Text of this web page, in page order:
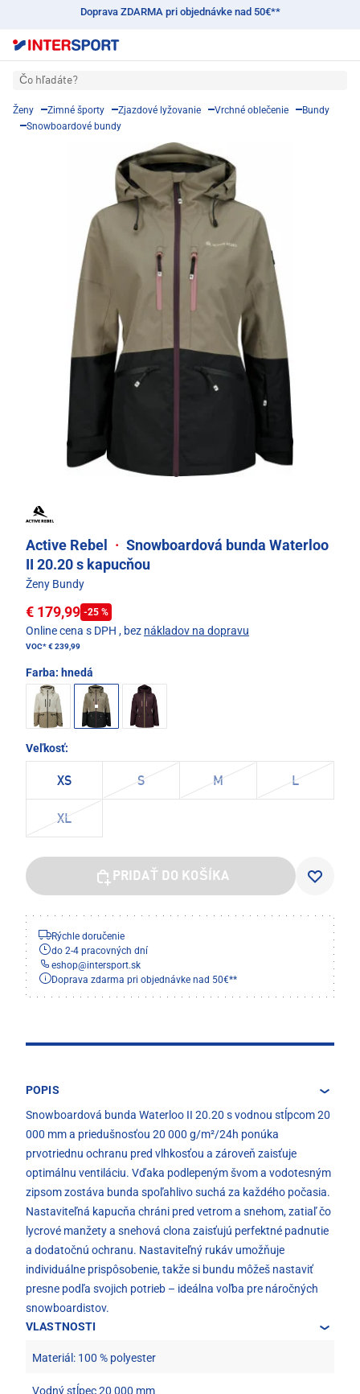
Doprava ZDARMA pri objednávke nad 50€**
Čo hľadáte?
Ženy Zimné športy Zjazdové lyžovanie Vrchné oblečenie
Bundy
Snowboardové bundy
Active Rebel · Snowboardová bunda Waterloo
II 20.20 s kapucňou
Ženy Bundy
€ 179,99 -25 %
Online cena s DPH , bez nákladov na dopravu
VOC*€ 239,99
Farba: hnedá
Veľkosť:
XS S M L
XL
PRIDAŤ DO KOŠÍKA
Rýchle doručenie
do 2-4 pracovných dní
eshop@intersport.sk
Doprava zdarma pri objednávke nad 50€**
POPIS
Snowboardová bunda Waterloo II 20.20 s vodnou stĺpcom 20
000 mm a priedušnosťou 20 000 g/m²/24h ponúka
prvotriednu ochranu pred vlhkosťou a zároveň zaisťuje
optimálnu ventiláciu. Vďaka podlepeným švom a vodotesným
zipsom zostáva bunda spoľahlivo suchá za každého počasia.
Nastaviteľná kapucňa chráni pred vetrom a snehom, zatiaľ čo
lycrové manžety a snehová clona zaisťujú perfektné padnutie
a dodatočnú ochranu. Nastaviteľný rukáv umožňuje
individuálne prispôsobenie, takže si bundu môžeš nastaviť
presne podľa svojich potrieb – ideálna voľba pre náročných
snowboardistov.
VLASTNOSTI
Materiál: 100 % polyester
Vodný stĺpec 20 000 mm